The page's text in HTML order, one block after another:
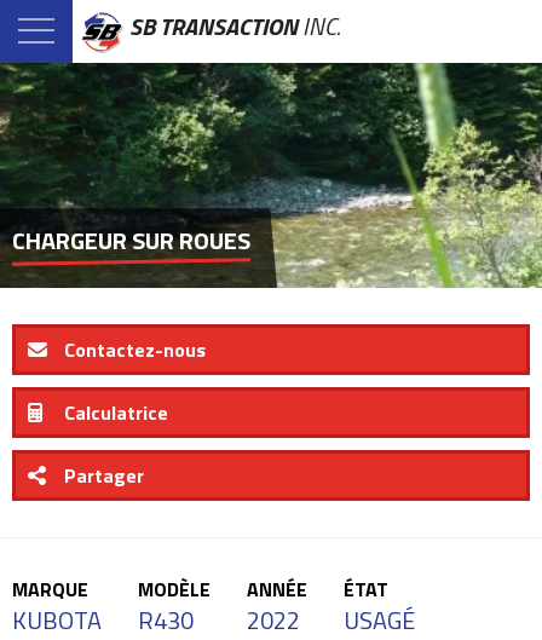
SB TRANSACTIONINC.
CHARGEUR SUR ROUES
Contactez-nous
Calculatrice
Partager
MARQUE
KUBOTA
MODÈLE
R430
ANNÉE
2022
ÉTAT
USAGÉ